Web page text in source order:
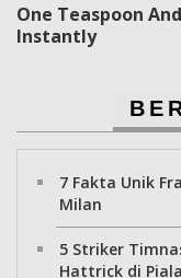
One Teaspoon
Instantly
7 Fakta Unik
Milan
5 Striker
Hattrick di Piala